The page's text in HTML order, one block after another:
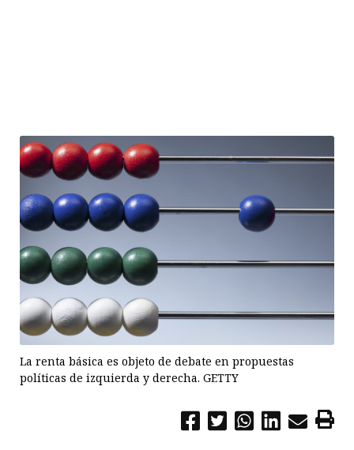
La renta básica es objeto de debate en propuestas
políticas de izquierda y derecha. GETTY